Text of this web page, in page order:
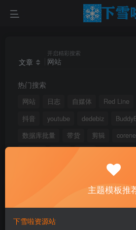
文章
开启精彩搜索
热门搜索
网站 日志 自媒体 Red Line
抖音
youtube dedebiz
数据库批量
带货 剪辑
搜索[网站]，共找到
主题模板推
下雪啦资源站